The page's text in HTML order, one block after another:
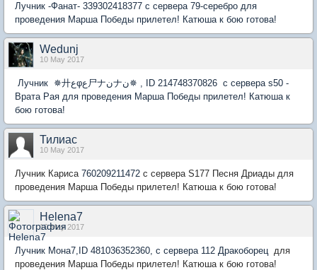
Лучник -Фанат- 339302418377 с сервера 79-серебро для
проведения Марша Победы прилетел! Катюша к бою готова!
Wedunj
10 May 2017
Лучник ✵廾عφع尸ナنナن✵ , ID 214748370826 с сервера s50 -
Врата Рая для проведения Марша Победы прилетел! Катюша к
бою готова!
Тилиас
10 May 2017
Лучник Кариса 760209211472 с сервера S177 Песня Дриады для
проведения Марша Победы прилетел! Катюша к бою готова!
Helena7
10 May 2017
Лучник Мона7,ID 481036352360, с сервера 112 Дракоборец для
проведения Марша Победы прилетел! Катюша к бою готова!